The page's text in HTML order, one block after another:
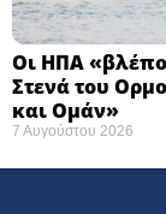
Οι ΗΠΑ
Στενά του
και Ομάν»
7 Αυγούστου 2026